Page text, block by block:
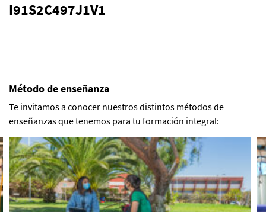
I91S2C497J1V1
Método de enseñanza
Te invitamos a conocer nuestros distintos métodos de
enseñanzas que tenemos para tu formación integral: